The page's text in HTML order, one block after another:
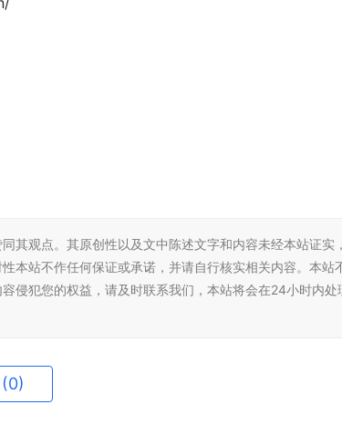
其观点。其原创性以及文中陈述文字和内容未经本站证实，
本站不作任何保证或承诺，并请自行核实相关内容。本站
侵犯您的权益，请及时联系我们，本站将会在24小时内处
(0)